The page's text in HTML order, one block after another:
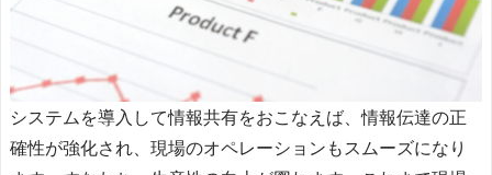
システムを導入して情報共有をおこなえば、情報伝達の正
確性が強化され、現場のオペレーションもスムーズになり